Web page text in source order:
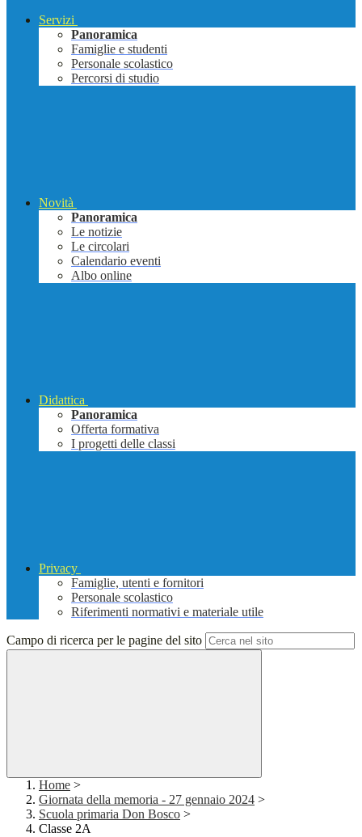
Servizi
Panoramica
Famiglie e studenti
Personale scolastico
Percorsi di studio
Novità
Panoramica
Le notizie
Le circolari
Calendario eventi
Albo online
Didattica
Panoramica
Offerta formativa
I progetti delle classi
Privacy
Famiglie, utenti e fornitori
Personale scolastico
Riferimenti normativi e materiale utile
Campo di ricerca per le pagine del sito
Home >
Giornata della memoria - 27 gennaio 2024 >
Scuola primaria Don Bosco >
Classe 2A